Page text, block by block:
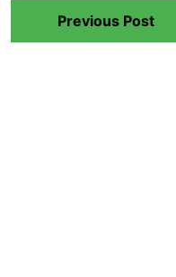
Previous Post